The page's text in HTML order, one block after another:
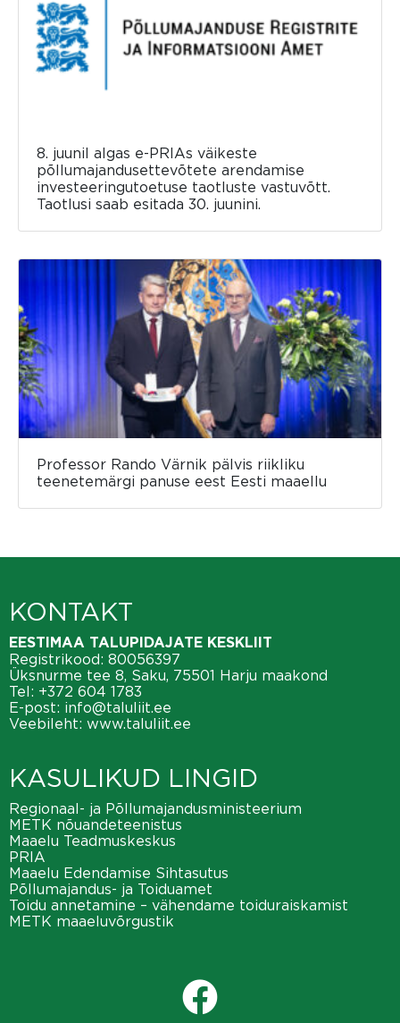
8. juunil algas e-PRIAs väikeste
põllumajandusettevõtete arendamise
investeeringutoetuse taotluste vastuvõtt.
Taotlusi saab esitada 30. juunini.
Professor Rando Värnik pälvis riikliku
teenetemärgi panuse eest Eesti maaellu
KONTAKT
EESTIMAA TALUPIDAJATE KESKLIIT
Registrikood: 80056397
Üksnurme tee 8, Saku, 75501 Harju maakond
Tel: +372 604 1783
E-post: info@taluliit.ee
Veebileht: www.taluliit.ee
KASULIKUD LINGID
Regionaal- ja Põllumajandusministeerium
METK nõuandeteenistus
Maaelu Teadmuskeskus
PRIA
Maaelu Edendamise Sihtasutus
Põllumajandus- ja Toiduamet
Toidu annetamine – vähendame toiduraiskamist
METK maaeluvõrgustik